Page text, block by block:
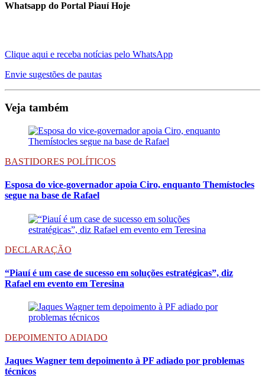
Whatsapp do Portal Piauí Hoje
Clique aqui e receba notícias pelo WhatsApp
Envie sugestões de pautas
Veja também
BASTIDORES POLÍTICOS
Esposa do vice-governador apoia Ciro, enquanto Themístocles
segue na base de Rafael
DECLARAÇÃO
“Piauí é um case de sucesso em soluções estratégicas”, diz
Rafael em evento em Teresina
DEPOIMENTO ADIADO
Jaques Wagner tem depoimento à PF adiado por problemas
técnicos